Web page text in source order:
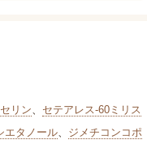
リン、 セテアレス-60ミリス
エタノール、 ジメチコンコポ